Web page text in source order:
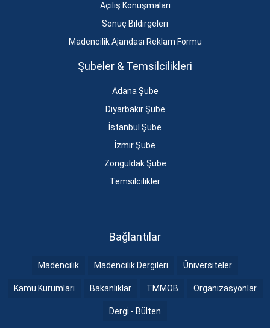
Açılış Konuşmaları
Sonuç Bildirgeleri
Madencilik Ajandası Reklam Formu
Şubeler & Temsilcilikleri
Adana Şube
Diyarbakır Şube
İstanbul Şube
İzmir Şube
Zonguldak Şube
Temsilcilikler
Bağlantılar
Madencilik Madencilik Dergileri Üniversiteler
Kamu Kurumları Bakanlıklar TMMOB Organizasyonlar
Dergi - Bülten